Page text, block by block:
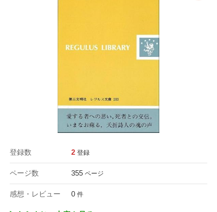
登録数 2 登録
ページ数 355 ページ
感想・レビュー 0 件